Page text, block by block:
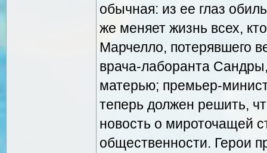
обычная: из ее глаз
же меняет жизнь всех,
Марчелло, потерявшего
врача-лаборанта
матерью; премьер-
теперь должен решить,
новость о мироточащей
общественности. Герои